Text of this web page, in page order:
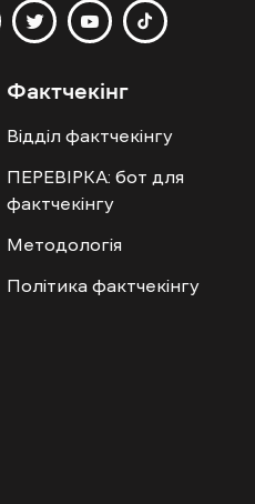
Фактчекінг
Відділ фактчекінгу
ПЕРЕВІРКА: бот для
фактчекінгу
Методологія
Політика фактчекінгу